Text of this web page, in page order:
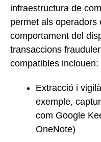
infraestructura de
permet als operadors
comportament del
transaccions
compatibles inclouen:
Extracció i
exemple,
com Google
OneNote)